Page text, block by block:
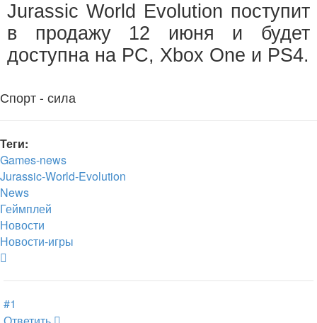
Jurassic World Evolution поступит
в продажу 12 июня и будет
доступна на PC, Xbox One и PS4.
Спорт - сила
Теги:
Games-news
Jurassic-World-Evolution
News
Геймплей
Новости
Новости-игры
#1